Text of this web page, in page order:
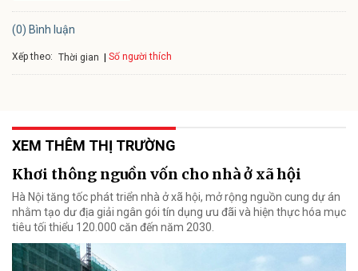
(0) Bình luận
Xếp theo: Thời gian Số người thích
XEM THÊM THỊ TRƯỜNG
Khơi thông nguồn vốn cho nhà ở xã hội
Hà Nội tăng tốc phát triển nhà ở xã hội, mở rộng nguồn cung dự án
nhằm tạo dư địa giải ngân gói tín dụng ưu đãi và hiện thực hóa mục
tiêu tối thiểu 120.000 căn đến năm 2030.